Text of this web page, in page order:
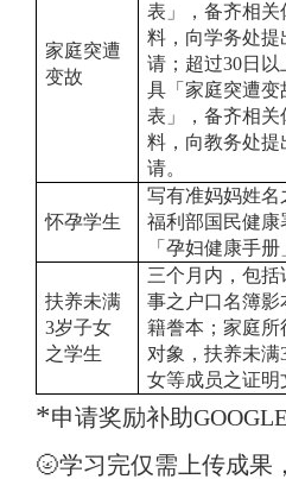
家庭突遭
变故
表」，备齐相关
料，向学务处提
请；超过30日以
具「家庭突遭变
表」，备齐相关
料，向教务处提
请。
怀孕学生
写有准妈妈姓名
福利部国民健康
「孕妇健康手册
扶养未满
3岁子女
之学生
三个月内，包括
事之户口名簿影
籍誊本；家庭所
对象，扶养未满
女等成员之证明
*申请奖励补助
🌝学习完仅需上传成果